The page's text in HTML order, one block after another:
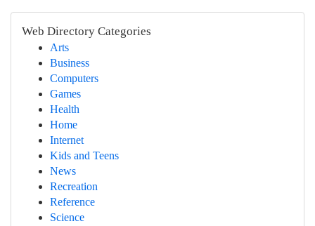
Web Directory Categories
Arts
Business
Computers
Games
Health
Home
Internet
Kids and Teens
News
Recreation
Reference
Science